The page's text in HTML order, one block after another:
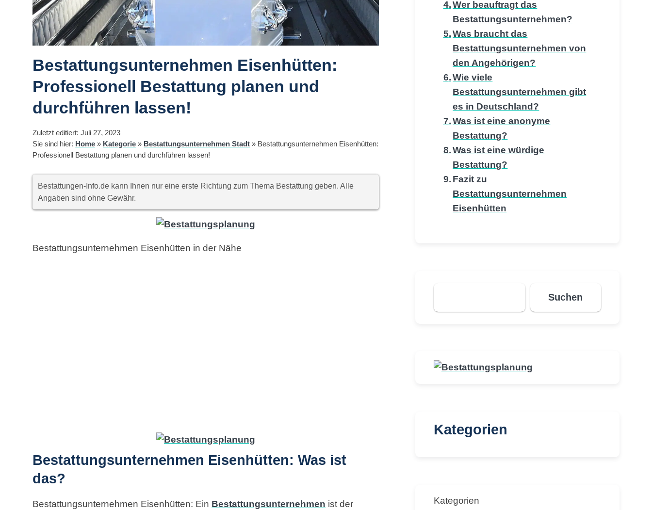
Bestattungsunternehmen Eisenhütten:
Professionell Bestattung planen und
durchführen lassen!
Zuletzt editiert: Juli 27, 2023
Sie sind hier: Home » Kategorie » Bestattungsunternehmen Stadt » Bestattungsunternehmen Eisenhütten:
Professionell Bestattung planen und durchführen lassen!
Bestattungen-Info.de kann Ihnen nur eine erste Richtung zum Thema Bestattung geben. Alle
Angaben sind ohne Gewähr.
Bestattungsunternehmen Eisenhütten in der Nähe
Bestattungsunternehmen Eisenhütten: Was ist
das?
Bestattungsunternehmen Eisenhütten: Ein Bestattungsunternehmen ist der
Wer beauftragt das
Bestattungsunternehmen?
Was braucht das
Bestattungsunternehmen von
den Angehörigen?
Wie viele
Bestattungsunternehmen gibt
es in Deutschland?
Was ist eine anonyme
Bestattung?
Was ist eine würdige
Bestattung?
Fazit zu
Bestattungsunternehmen
Eisenhütten
Suchen
Suchen
Kategorien
Kategorien